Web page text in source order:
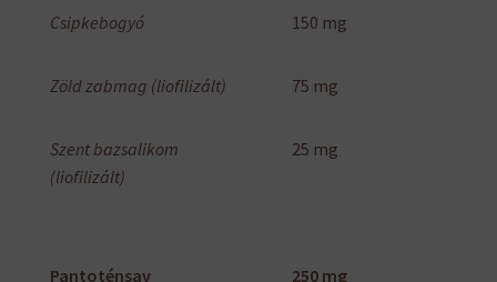
Csipkebogyó 150 mg
Zöld zabmag (liofilizált) 75 mg
Szent bazsalikom
(liofilizált)
25 mg
Pantoténsav 250 mg